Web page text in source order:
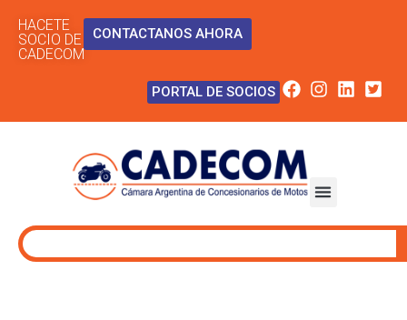
HACETE
SOCIO DE
CADECOM
CONTACTANOS AHORA
PORTAL DE SOCIOS